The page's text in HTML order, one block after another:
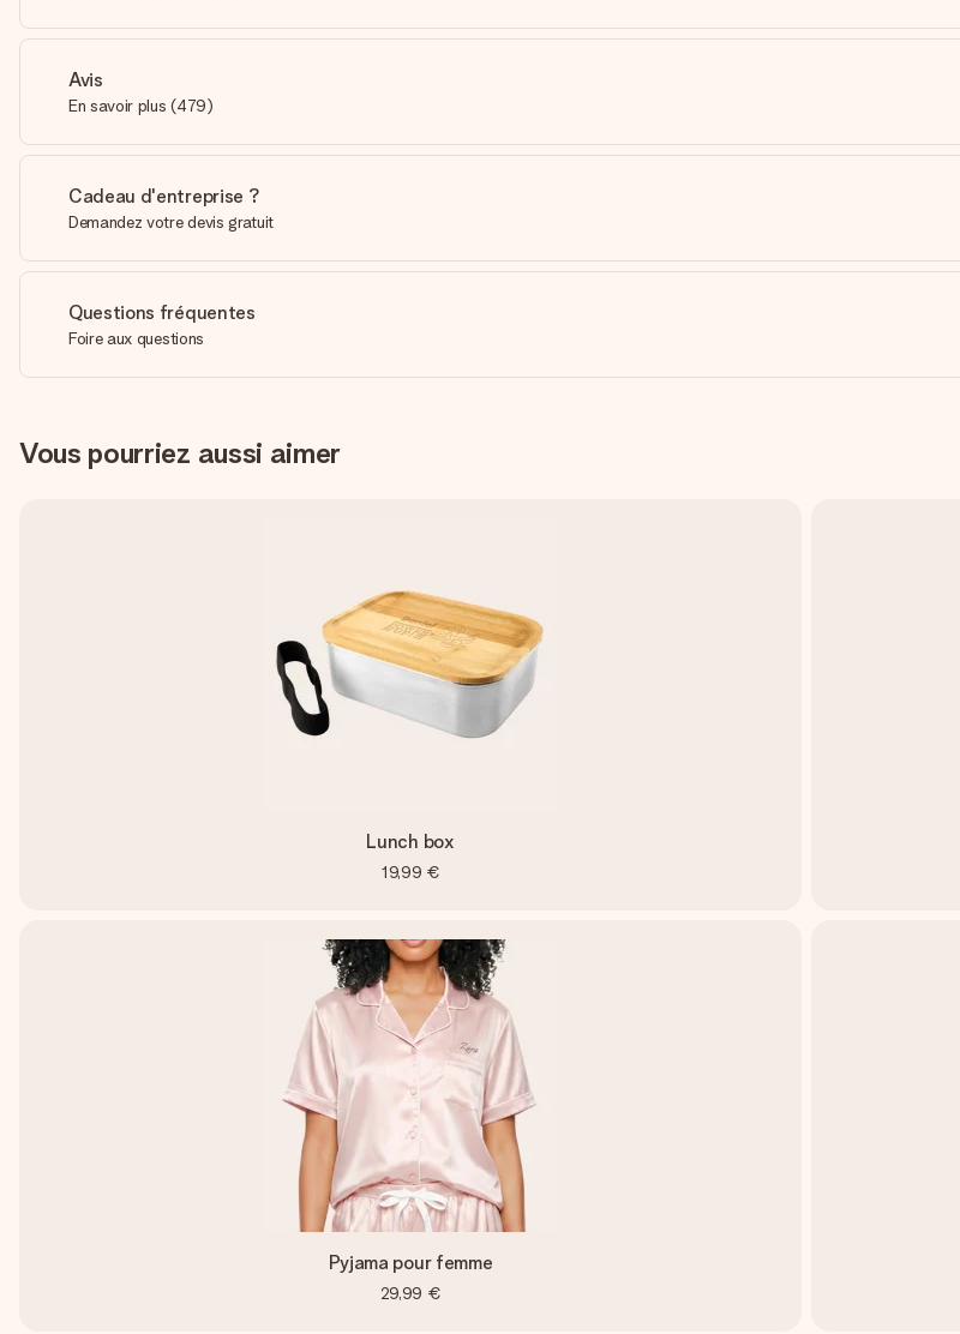
Avis
En savoir plus (479)
Cadeau d'entreprise ?
Demandez votre devis gratuit
Questions fréquentes
Foire aux questions
Vous pourriez aussi aimer
Lunch box
19,99 €
Pyjama pour femme
29,99 €